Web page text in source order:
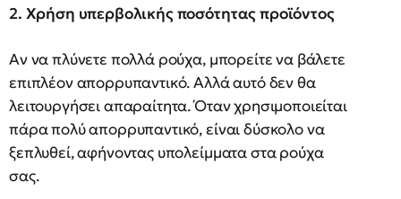
2. Χρήση υπερβολικής ποσότητας προϊόντος
Αν να πλύνετε πολλά ρούχα, μπορείτε να βάλετε
επιπλέον απορρυπαντικό. Αλλά αυτό δεν θα
λειτουργήσει απαραίτητα. Όταν χρησιμοποιείται
πάρα πολύ απορρυπαντικό, είναι δύσκολο να
ξεπλυθεί, αφήνοντας υπολείμματα στα ρούχα
σας.